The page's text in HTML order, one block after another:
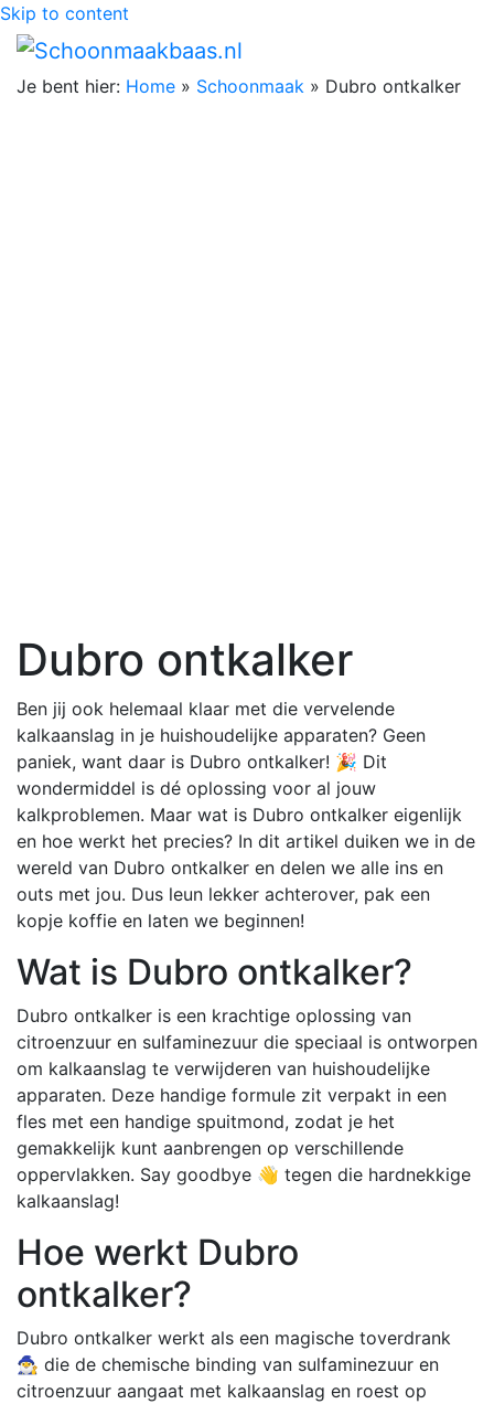
Skip to content
Je bent hier: Home » Schoonmaak » Dubro ontkalker
Dubro ontkalker
Ben jij ook helemaal klaar met die vervelende
kalkaanslag in je huishoudelijke apparaten? Geen
paniek, want daar is Dubro ontkalker! 🎉 Dit
wondermiddel is dé oplossing voor al jouw
kalkproblemen. Maar wat is Dubro ontkalker eigenlijk
en hoe werkt het precies? In dit artikel duiken we in de
wereld van Dubro ontkalker en delen we alle ins en
outs met jou. Dus leun lekker achterover, pak een
kopje koffie en laten we beginnen!
Wat is Dubro ontkalker?
Dubro ontkalker is een krachtige oplossing van
citroenzuur en sulfaminezuur die speciaal is ontworpen
om kalkaanslag te verwijderen van huishoudelijke
apparaten. Deze handige formule zit verpakt in een
fles met een handige spuitmond, zodat je het
gemakkelijk kunt aanbrengen op verschillende
oppervlakken. Say goodbye 👋 tegen die hardnekkige
kalkaanslag!
Hoe werkt Dubro
ontkalker?
Dubro ontkalker werkt als een magische toverdrank
🧙‍♂️ die de chemische binding van sulfaminezuur en
citroenzuur aangaat met kalkaanslag en roest op